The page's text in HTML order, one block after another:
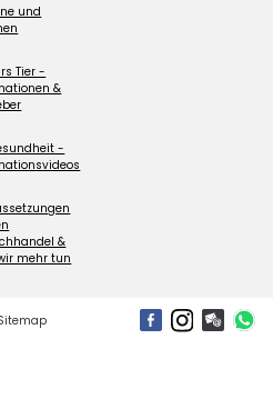
und
Tier -
&
-
&
mehr tun